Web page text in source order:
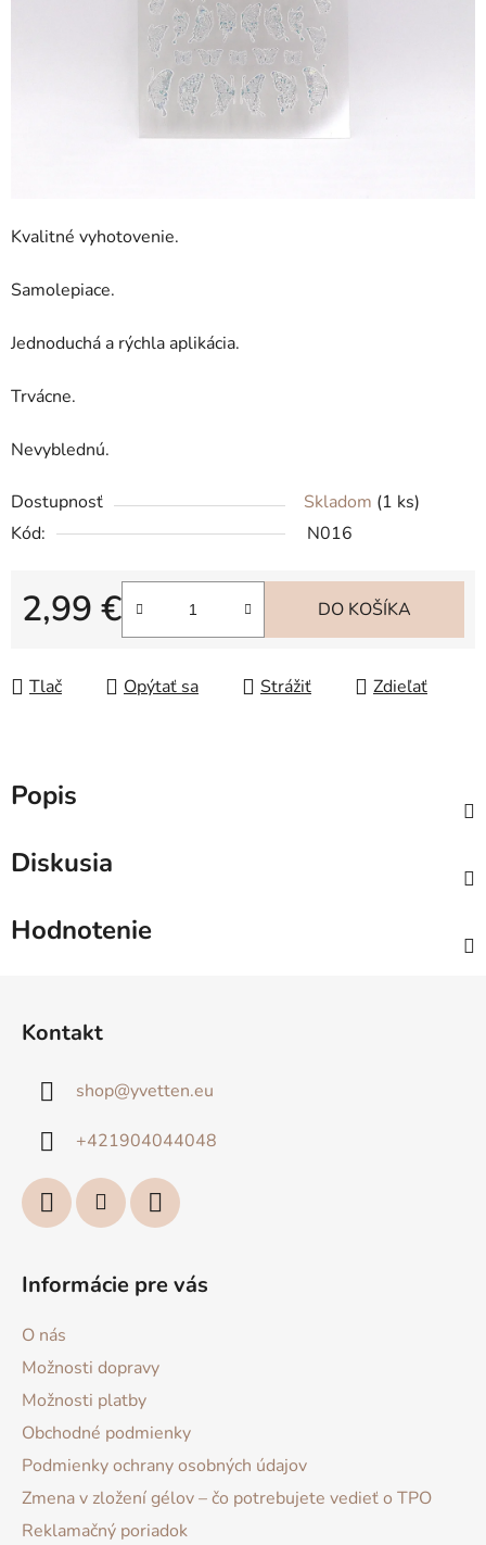
Kvalitné vyhotovenie.
Samolepiace.
Jednoduchá a rýchla aplikácia.
Trvácne.
Nevyblednú.
Dostupnosť Skladom (1 ks)
Kód:
N016
2,99 €
Jednotková cena:
DO KOŠÍKA
Tlač Opýtať sa Strážiť Zdieľať
Popis
Diskusia
Hodnotenie
Kontakt
shop@yvetten.eu
+421904044048
Informácie pre vás
O nás
Možnosti dopravy
Možnosti platby
Obchodné podmienky
Podmienky ochrany osobných údajov
Zmena v zložení gélov – čo potrebujete vedieť o TPO
Reklamačný poriadok